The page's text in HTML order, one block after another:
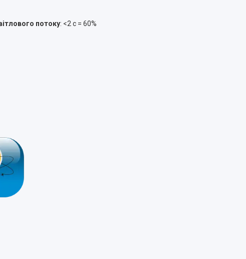
потоку: <2 с = 60%